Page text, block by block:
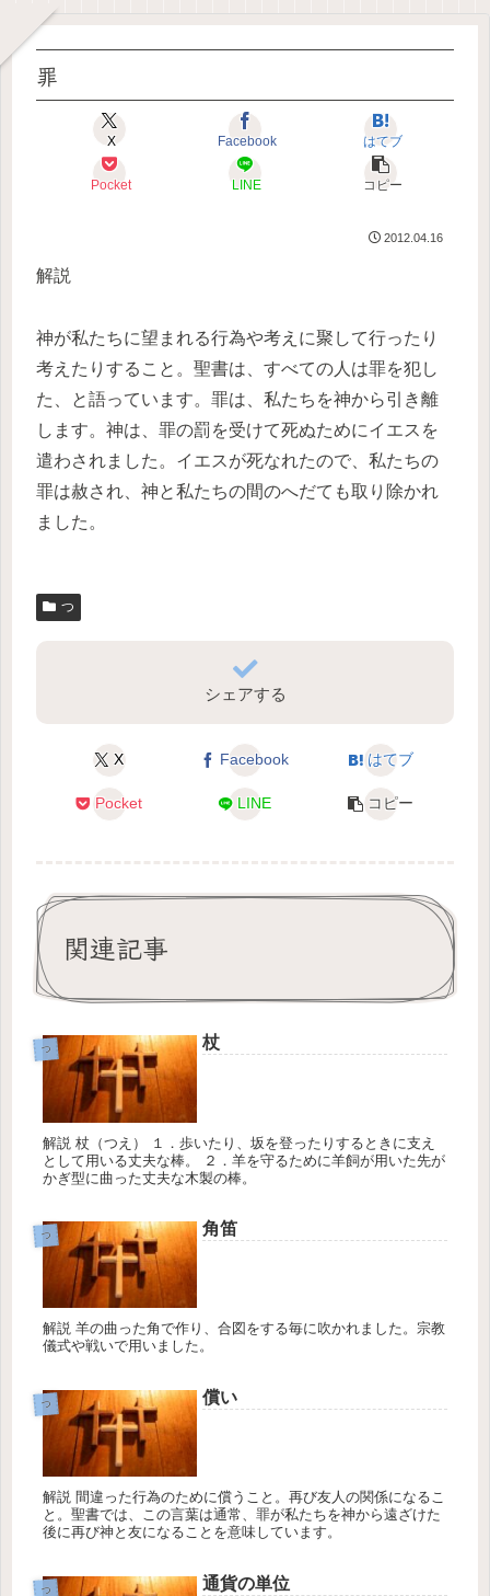
罪
X Facebook はてブ
Pocket LINE コピー
2012.04.16
解説
神が私たちに望まれる行為や考えに聚して行ったり
考えたりすること。聖書は、すべての人は罪を犯し
た、と語っています。罪は、私たちを神から引き離
します。神は、罪の罰を受けて死ぬためにイエスを
遣わされました。イエスが死なれたので、私たちの
罪は赦され、神と私たちの間のへだても取り除かれ
ました。
つ
シェアする
X Facebook はてブ
Pocket LINE コピー
関連記事
つ 杖
解説 杖（つえ） １．歩いたり、坂を登ったりするときに支え
として用いる丈夫な棒。 ２．羊を守るために羊飼が用いた先が
かぎ型に曲った丈夫な木製の棒。
つ 角笛
解説 羊の曲った角で作り、合図をする毎に吹かれました。宗教
儀式や戦いで用いました。
つ 償い
解説 間違った行為のために償うこと。再び友人の関係になるこ
と。聖書では、この言葉は通常、罪が私たちを神から遠ざけた
後に再び神と友になることを意味しています。
つ 通貨の単位